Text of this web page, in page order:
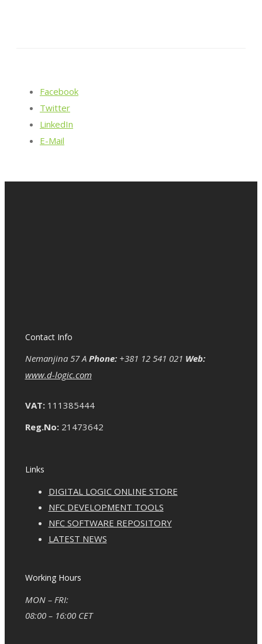
Facebook
Twitter
LinkedIn
E-Mail
Contact Info
Nemanjina 57 A Phone:+381 12 541 021 Web:
www.d-logic.com
VAT:111385444
Reg.No:21473642
Links
DIGITAL LOGIC ONLINE STORE
NFC DEVELOPMENT TOOLS
NFC SOFTWARE REPOSITORY
LATEST NEWS
Working Hours
MON – FRI:
08:00 – 16:00 CET